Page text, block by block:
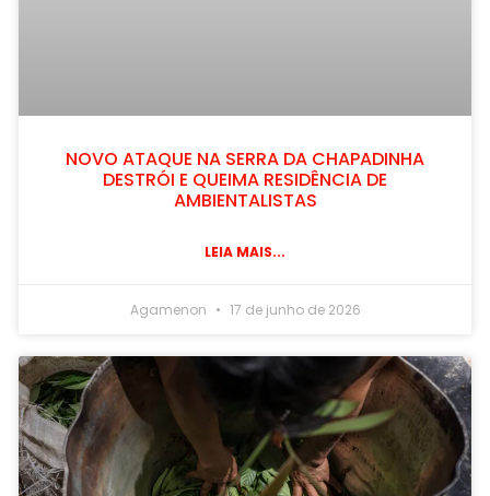
NOVO ATAQUE NA SERRA DA CHAPADINHA
DESTRÓI E QUEIMA RESIDÊNCIA DE
AMBIENTALISTAS
LEIA MAIS...
Agamenon 17 de junho de 2026